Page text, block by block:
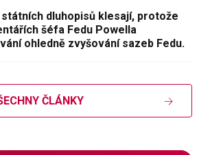
dluhopisů klesají, protože
šéfa Fedu Powella
ohledně zvyšování sazeb Fedu.
ČLÁNKY